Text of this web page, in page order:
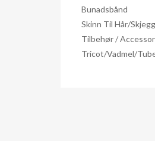
Bunadsbånd
Skinn Til Hår/skjegg
Tilbehør /
Tricot/Vadmel/